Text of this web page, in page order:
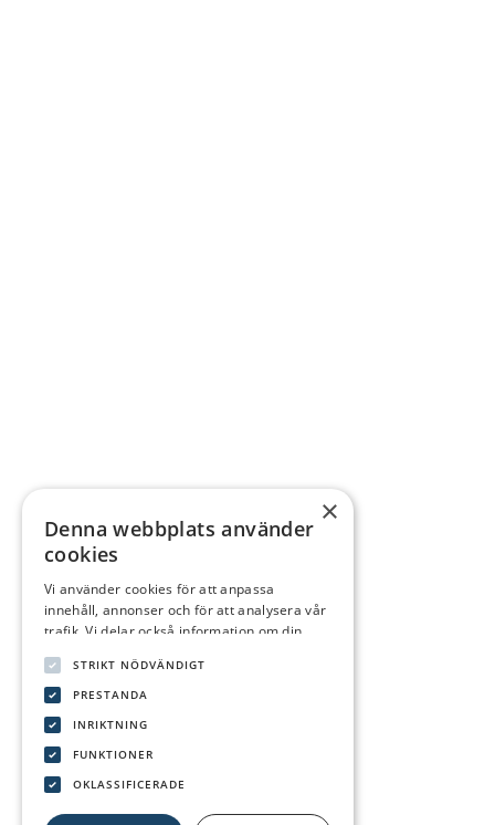
×
Denna webbplats använder
cookies
Vi använder cookies för att anpassa
innehåll, annonser och för att analysera vår
trafik. Vi delar också information om din
reklam- och analyspartners som kan
kombinera den med annan information som
du har tillhandahållit dem eller som de har
samlat in från din användning av deras
tjänster.Integritetspolicy
STRIKT NÖDVÄNDIGT
PRESTANDA
INRIKTNING
FUNKTIONER
OKLASSIFICERADE